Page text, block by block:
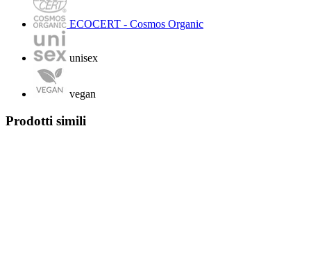
ECOCERT - Cosmos Organic
unisex
vegan
Prodotti simili